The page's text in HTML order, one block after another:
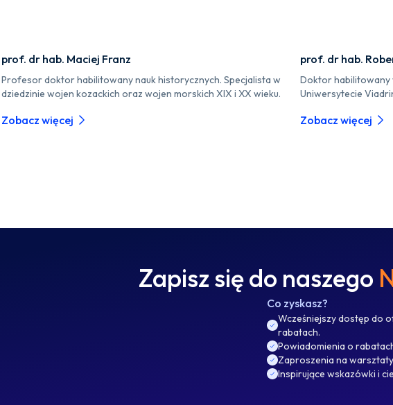
prof. dr hab. Maciej Franz
Profesor doktor habilitowany nauk historycznych. Specjalista w
dziedzinie wojen kozackich oraz wojen morskich XIX i XX wieku.
Zobacz więcej
prof. dr hab.
Doktor habilitowany
Uniwersytecie
Zobacz więcej
Zapisz się do naszego
Co zyskasz?
Wcześniejszy dostęp do
rabatach.
Powiadomienia o
Zaproszenia na
Inspirujące wskazówki i